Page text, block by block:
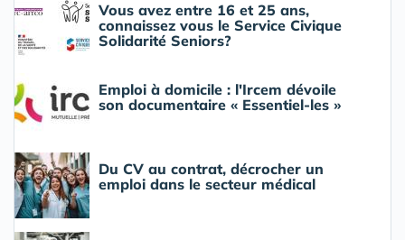
Vous avez entre 16 et 25 ans,
connaissez vous le Service Civique
Solidarité Seniors?
Emploi à domicile : l'Ircem dévoile
son documentaire « Essentiel-les »
Du CV au contrat, décrocher un
emploi dans le secteur médical